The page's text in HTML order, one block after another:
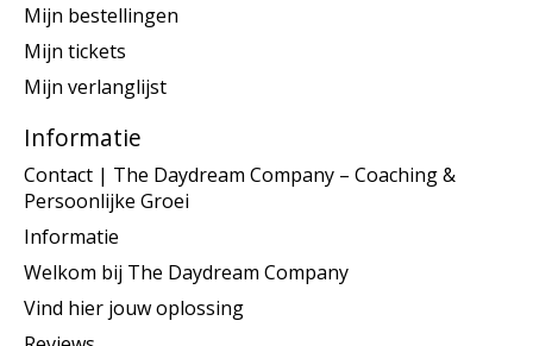
Mijn bestellingen
Mijn tickets
Mijn verlanglijst
Informatie
Contact | The Daydream Company – Coaching &
Persoonlijke Groei
Informatie
Welkom bij The Daydream Company
Vind hier jouw oplossing